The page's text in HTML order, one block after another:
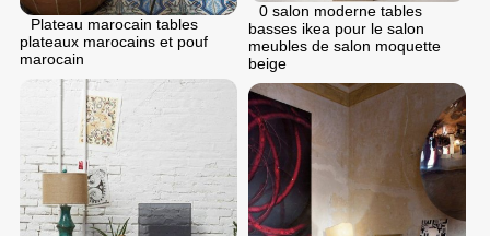
Plateau marocain tables
plateaux marocains et pouf
marocain
0 salon moderne tables
basses ikea pour le salon
meubles de salon moquette
beige